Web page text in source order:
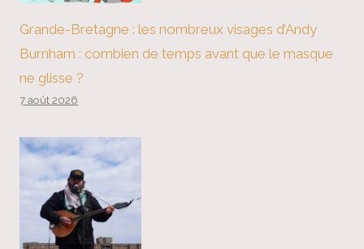
Grande-Bretagne : les nombreux visages d’Andy
Burnham : combien de temps avant que le masque
ne glisse ?
7 août 2026